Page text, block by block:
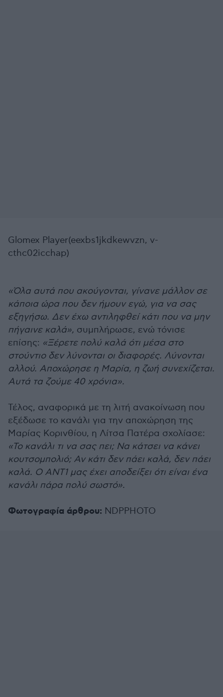
Glomex Player(eexbs1jkdkewvzn, v-
cthc02icchap)
«Όλα αυτά που ακούγονται, γίνανε μάλλον σε
κάποια ώρα που δεν ήμουν εγώ, για να σας
εξηγήσω. Δεν έχω αντιληφθεί κάτι που να μην
πήγαινε καλά», συμπλήρωσε, ενώ τόνισε
επίσης: «Ξέρετε πολύ καλά ότι μέσα στο
στούντιο δεν λύνονται οι διαφορές. Λύνονται
αλλού. Αποχώρησε η Μαρία, η ζωή συνεχίζεται.
Αυτά τα ζούμε 40 χρόνια».
Τέλος, αναφορικά με τη λιτή ανακοίνωση που
εξέδωσε το κανάλι για την αποχώρηση της
Μαρίας Κορινθίου, η Λίτσα Πατέρα σχολίασε:
«Το κανάλι τι να σας πει; Να κάτσει να κάνει
κουτσομπολιό; Αν κάτι δεν πάει καλά, δεν πάει
καλά. Ο ΑΝΤ1 μας έχει αποδείξει ότι είναι ένα
κανάλι πάρα πολύ σωστό».
Φωτογραφία άρθρου: NDPPHOTO